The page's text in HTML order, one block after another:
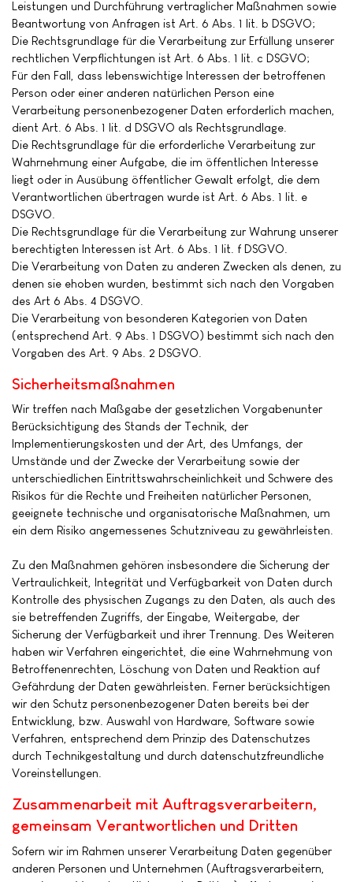
Leistungen und Durchführung vertraglicher Maßnahmen sowie
Beantwortung von Anfragen ist Art. 6 Abs. 1 lit. b DSGVO;
Die Rechtsgrundlage für die Verarbeitung zur Erfüllung unserer
rechtlichen Verpflichtungen ist Art. 6 Abs. 1 lit. c DSGVO;
Für den Fall, dass lebenswichtige Interessen der betroffenen
Person oder einer anderen natürlichen Person eine
Verarbeitung personenbezogener Daten erforderlich machen,
dient Art. 6 Abs. 1 lit. d DSGVO als Rechtsgrundlage.
Die Rechtsgrundlage für die erforderliche Verarbeitung zur
Wahrnehmung einer Aufgabe, die im öffentlichen Interesse
liegt oder in Ausübung öffentlicher Gewalt erfolgt, die dem
Verantwortlichen übertragen wurde ist Art. 6 Abs. 1 lit. e
DSGVO.
Die Rechtsgrundlage für die Verarbeitung zur Wahrung unserer
berechtigten Interessen ist Art. 6 Abs. 1 lit. f DSGVO.
Die Verarbeitung von Daten zu anderen Zwecken als denen, zu
denen sie ehoben wurden, bestimmt sich nach den Vorgaben
des Art 6 Abs. 4 DSGVO.
Die Verarbeitung von besonderen Kategorien von Daten
(entsprechend Art. 9 Abs. 1 DSGVO) bestimmt sich nach den
Vorgaben des Art. 9 Abs. 2 DSGVO.
Sicherheitsmaßnahmen
Wir treffen nach Maßgabe der gesetzlichen Vorgabenunter
Berücksichtigung des Stands der Technik, der
Implementierungskosten und der Art, des Umfangs, der
Umstände und der Zwecke der Verarbeitung sowie der
unterschiedlichen Eintrittswahrscheinlichkeit und Schwere des
Risikos für die Rechte und Freiheiten natürlicher Personen,
geeignete technische und organisatorische Maßnahmen, um
ein dem Risiko angemessenes Schutzniveau zu gewährleisten.
Zu den Maßnahmen gehören insbesondere die Sicherung der
Vertraulichkeit, Integrität und Verfügbarkeit von Daten durch
Kontrolle des physischen Zugangs zu den Daten, als auch des
sie betreffenden Zugriffs, der Eingabe, Weitergabe, der
Sicherung der Verfügbarkeit und ihrer Trennung. Des Weiteren
haben wir Verfahren eingerichtet, die eine Wahrnehmung von
Betroffenenrechten, Löschung von Daten und Reaktion auf
Gefährdung der Daten gewährleisten. Ferner berücksichtigen
wir den Schutz personenbezogener Daten bereits bei der
Entwicklung, bzw. Auswahl von Hardware, Software sowie
Verfahren, entsprechend dem Prinzip des Datenschutzes
durch Technikgestaltung und durch datenschutzfreundliche
Voreinstellungen.
Zusammenarbeit mit Auftragsverarbeitern,
gemeinsam Verantwortlichen und Dritten
Sofern wir im Rahmen unserer Verarbeitung Daten gegenüber
anderen Personen und Unternehmen (Auftragsverarbeitern,